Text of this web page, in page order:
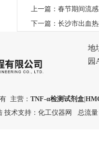
上一篇： 春节期间流
下一篇： 长沙市出血
地
园
主营： TNF-α检测试剂盒
技术支持： 化工仪器网 总流量